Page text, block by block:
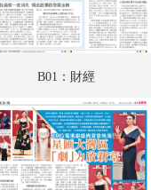
B01：財經